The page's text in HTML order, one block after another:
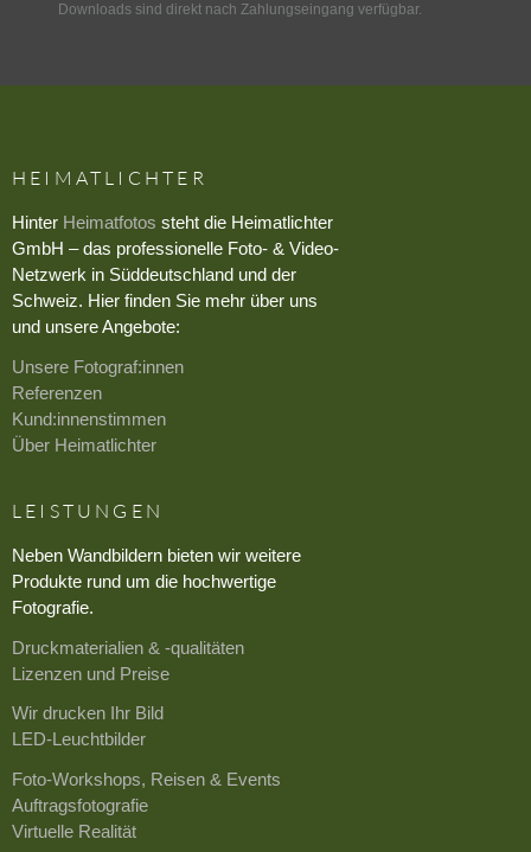
Downloads sind direkt nach Zahlungseingang verfügbar.
HEIMATLICHTER
Hinter Heimatfotos steht die Heimatlichter
GmbH – das professionelle Foto- & Video-
Netzwerk in Süddeutschland und der
Schweiz. Hier finden Sie mehr über uns
und unsere Angebote:
Unsere Fotograf:innen
Referenzen
Kund:innenstimmen
Über Heimatlichter
LEISTUNGEN
Neben Wandbildern bieten wir weitere
Produkte rund um die hochwertige
Fotografie.
Druckmaterialien & -qualitäten
Lizenzen und Preise
Wir drucken Ihr Bild
LED-Leuchtbilder
Foto-Workshops, Reisen & Events
Auftragsfotografie
Virtuelle Realität